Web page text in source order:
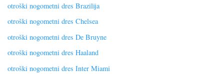
otroški nogometni dres Brazilija
otroški nogometni dres Chelsea
otroški nogometni dres De Bruyne
otroški nogometni dres Haaland
otroški nogometni dres Inter Miami